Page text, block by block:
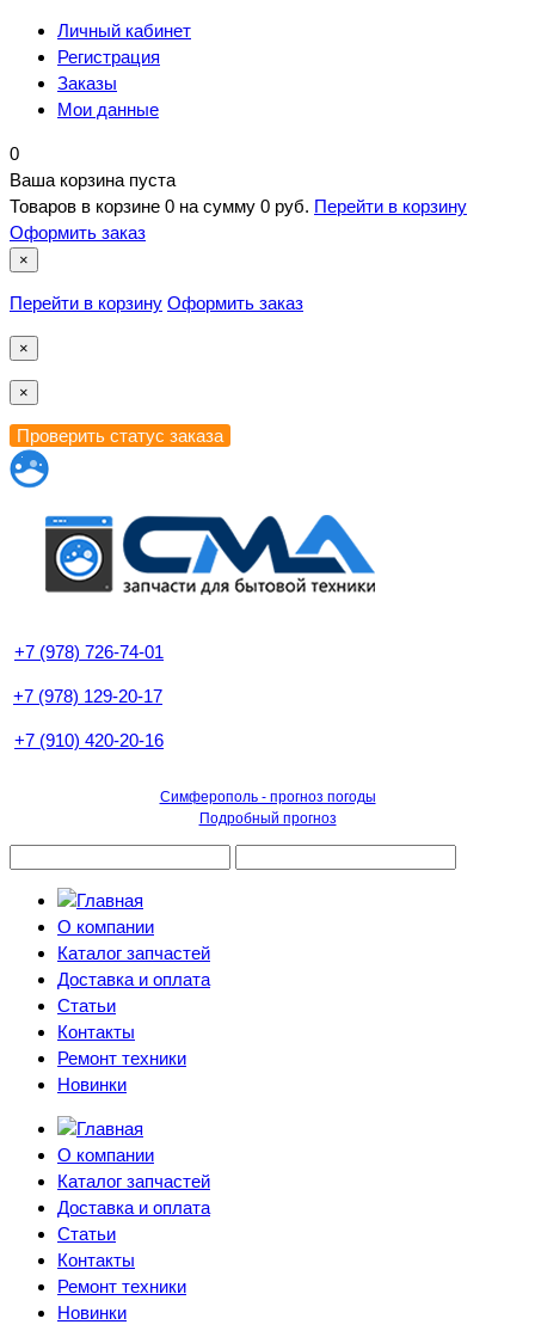
Личный кабинет
Регистрация
Заказы
Мои данные
0
Ваша корзина пуста
Товаров в корзине 0 на сумму 0 руб. Перейти в корзину
Оформить заказ
×
Перейти в корзину Оформить заказ
×
×
+7 (978) 726-74-01
+7 (978) 129-20-17
+7 (910) 420-20-16
Симферополь - прогноз погоды
Подробный прогноз
О компании
Каталог запчастей
Доставка и оплата
Статьи
Контакты
Ремонт техники
Новинки
О компании
Каталог запчастей
Доставка и оплата
Статьи
Контакты
Ремонт техники
Новинки